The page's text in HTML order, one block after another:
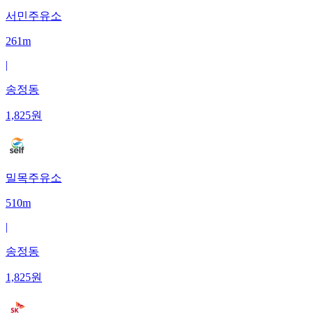
서민주유소
261m
|
송정동
1,825원
밀목주유소
510m
|
송정동
1,825원